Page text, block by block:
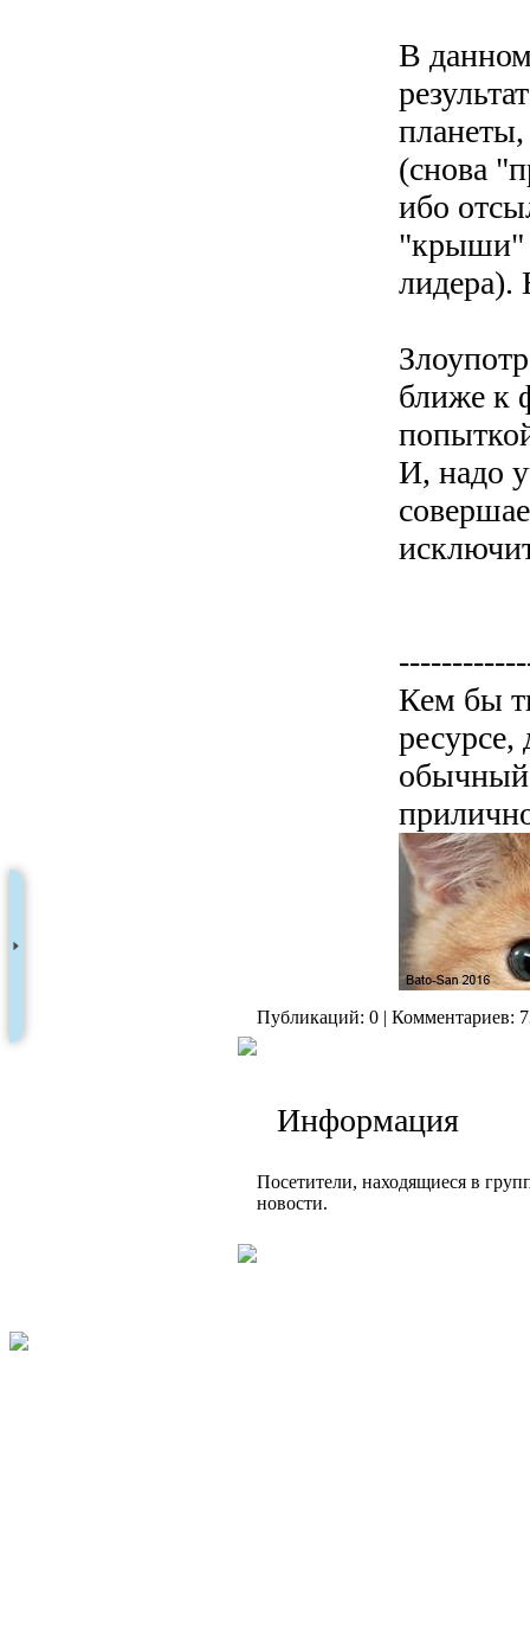
В
(снова
ибо
"крыши"
лидера).
ближе к
И, надо
Кем бы
обычный
Публикаций: 0 | Комментариев:
Информация
Посетители, находящиеся в
новости.